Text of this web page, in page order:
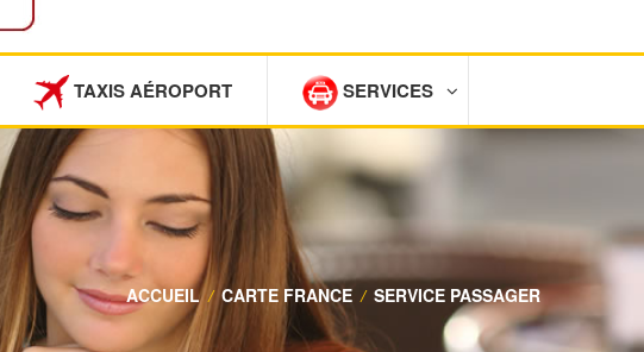
TAXIS AÉROPORT SERVICES
ACCUEIL / CARTE FRANCE / SERVICE PASSAGER